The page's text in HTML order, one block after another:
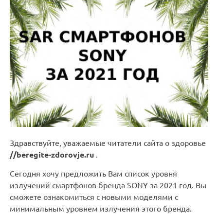
Здравствуйте, уважаемые читатели сайта о здоровье
//beregite-zdorovje.ru .
Сегодня хочу предложить Вам список уровня
излучений смартфонов бренда SONY за 2021 год. Вы
сможете ознакомиться с новыми моделями с
минимальным уровнем излучения этого бренда.